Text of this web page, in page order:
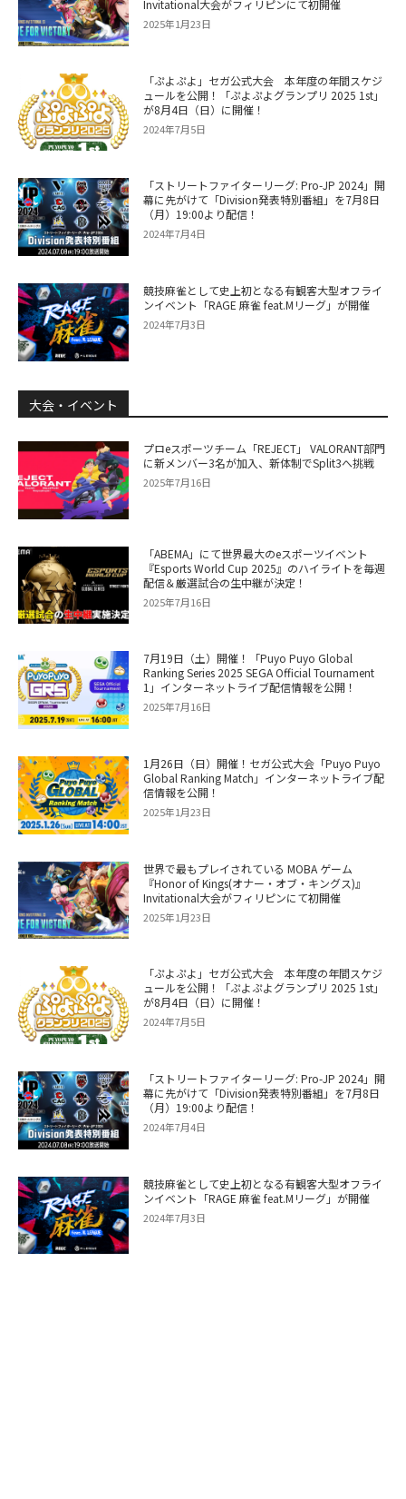
Invitational大会がフィリピンにて初開催
2025年1月23日
「ぷよぷよ」セガ公式大会 本年度の年間スケジ
ュールを公開！「ぷよぷよグランプリ 2025 1st」
が8月4日（日）に開催！
2024年7月5日
「ストリートファイターリーグ: Pro-JP 2024」開
幕に先がけて「Division発表特別番組」を7月8日
（月）19:00より配信！
2024年7月4日
競技麻雀として史上初となる有観客大型オフライ
ンイベント「RAGE 麻雀 feat.Mリーグ」が開催
2024年7月3日
大会・イベント
プロeスポーツチーム「REJECT」 VALORANT部門
に新メンバー3名が加入、新体制でSplit3へ挑戦
2025年7月16日
「ABEMA」にて世界最大のeスポーツイベント
『Esports World Cup 2025』のハイライトを毎週
配信＆厳選試合の生中継が決定！
2025年7月16日
7月19日（土）開催！「Puyo Puyo Global
Ranking Series 2025 SEGA Official Tournament
1」インターネットライブ配信情報を公開！
2025年7月16日
1月26日（日）開催！セガ公式大会「Puyo Puyo
Global Ranking Match」インターネットライブ配
信情報を公開！
2025年1月23日
世界で最もプレイされている MOBA ゲーム
『Honor of Kings(オナー・オブ・キングス)』
Invitational大会がフィリピンにて初開催
2025年1月23日
「ぷよぷよ」セガ公式大会 本年度の年間スケジ
ュールを公開！「ぷよぷよグランプリ 2025 1st」
が8月4日（日）に開催！
2024年7月5日
「ストリートファイターリーグ: Pro-JP 2024」開
幕に先がけて「Division発表特別番組」を7月8日
（月）19:00より配信！
2024年7月4日
競技麻雀として史上初となる有観客大型オフライ
ンイベント「RAGE 麻雀 feat.Mリーグ」が開催
2024年7月3日